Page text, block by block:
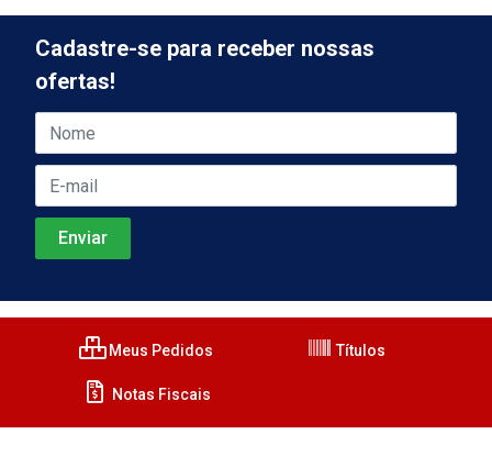
Cadastre-se para receber nossas
ofertas!
Meus Pedidos Títulos
Notas Fiscais